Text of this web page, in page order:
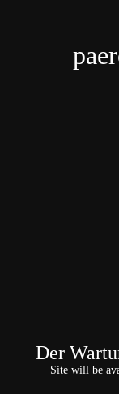
Der
Site will be